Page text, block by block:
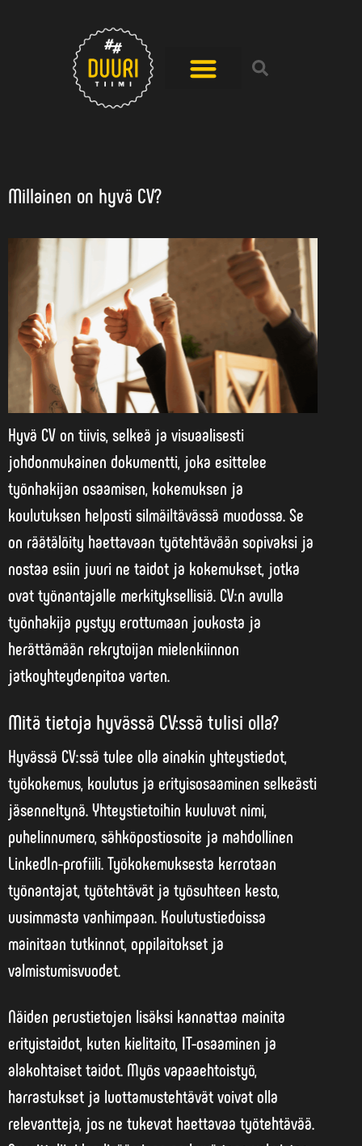
Millainen on hyvä CV?
Hyvä CV on tiivis, selkeä ja visuaalisesti
johdonmukainen dokumentti, joka esittelee
työnhakijan osaamisen, kokemuksen ja
koulutuksen helposti silmäiltävässä muodossa. Se
on räätälöity haettavaan työtehtävään sopivaksi ja
nostaa esiin juuri ne taidot ja kokemukset, jotka
ovat työnantajalle merkityksellisiä. CV:n avulla
työnhakija pystyy erottumaan joukosta ja
herättämään rekrytoijan mielenkiinnon
jatkoyhteydenpitoa varten.
Mitä tietoja hyvässä CV:ssä tulisi olla?
Hyvässä CV:ssä tulee olla ainakin yhteystiedot,
työkokemus, koulutus ja erityisosaaminen selkeästi
jäsenneltynä. Yhteystietoihin kuuluvat nimi,
puhelinnumero, sähköpostiosoite ja mahdollinen
LinkedIn-profiili. Työkokemuksesta kerrotaan
työnantajat, työtehtävät ja työsuhteen kesto,
uusimmasta vanhimpaan. Koulutustiedoissa
mainitaan tutkinnot, oppilaitokset ja
valmistumisvuodet.
Näiden perustietojen lisäksi kannattaa mainita
erityistaidot , kuten kielitaito, IT-osaaminen ja
alakohtaiset taidot. Myös vapaaehtoistyö,
harrastukset ja luottamustehtävät voivat olla
relevantteja, jos ne tukevat haettavaa työtehtävää.